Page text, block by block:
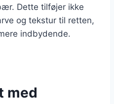
Dette tilføjer ikke
og tekstur til retten,
indbydende.
med